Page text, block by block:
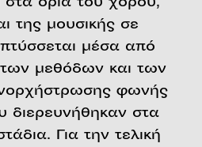
της μουσικής σε
μέσα από
μεθόδων και των
φωνής
διερευνήθηκαν στα
Για την τελική